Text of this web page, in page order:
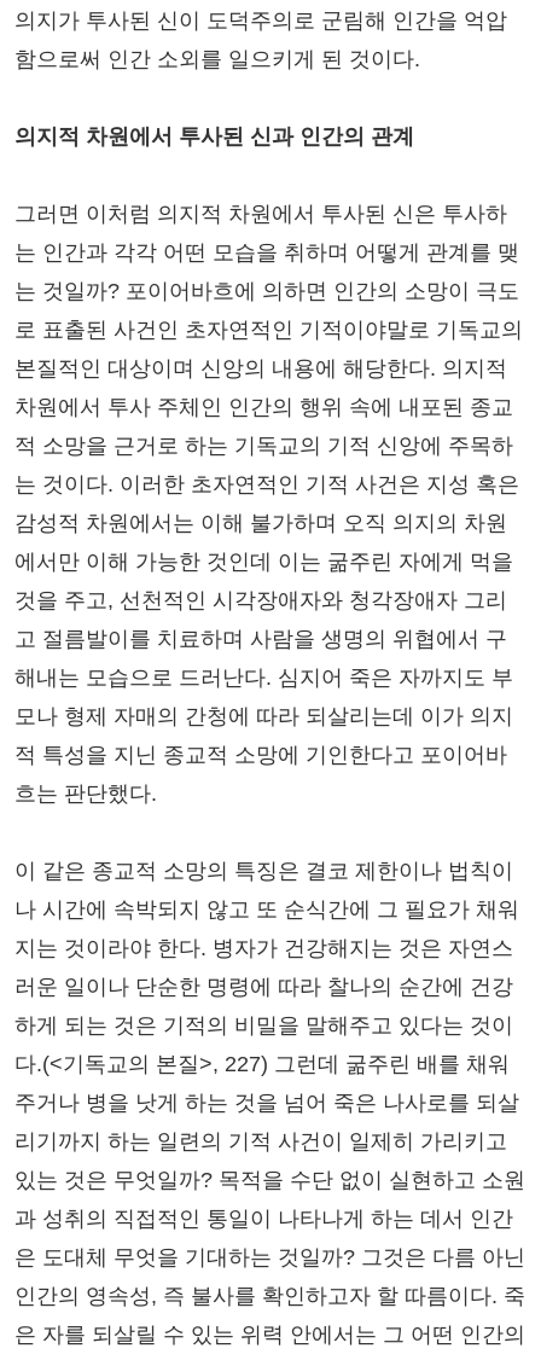
의지가 투사된 신이 도덕주의로 군림해 인간을 억압
함으로써 인간 소외를 일으키게 된 것이다.
의지적 차원에서 투사된 신과 인간의 관계
그러면 이처럼 의지적 차원에서 투사된 신은 투사하
는 인간과 각각 어떤 모습을 취하며 어떻게 관계를 맺
는 것일까? 포이어바흐에 의하면 인간의 소망이 극도
로 표출된 사건인 초자연적인 기적이야말로 기독교의
본질적인 대상이며 신앙의 내용에 해당한다. 의지적
차원에서 투사 주체인 인간의 행위 속에 내포된 종교
적 소망을 근거로 하는 기독교의 기적 신앙에 주목하
는 것이다. 이러한 초자연적인 기적 사건은 지성 혹은
감성적 차원에서는 이해 불가하며 오직 의지의 차원
에서만 이해 가능한 것인데 이는 굶주린 자에게 먹을
것을 주고, 선천적인 시각장애자와 청각장애자 그리
고 절름발이를 치료하며 사람을 생명의 위협에서 구
해내는 모습으로 드러난다. 심지어 죽은 자까지도 부
모나 형제 자매의 간청에 따라 되살리는데 이가 의지
적 특성을 지닌 종교적 소망에 기인한다고 포이어바
흐는 판단했다.
이 같은 종교적 소망의 특징은 결코 제한이나 법칙이
나 시간에 속박되지 않고 또 순식간에 그 필요가 채워
지는 것이라야 한다. 병자가 건강해지는 것은 자연스
러운 일이나 단순한 명령에 따라 찰나의 순간에 건강
하게 되는 것은 기적의 비밀을 말해주고 있다는 것이
다.(<기독교의 본질>, 227) 그런데 굶주린 배를 채워
주거나 병을 낫게 하는 것을 넘어 죽은 나사로를 되살
리기까지 하는 일련의 기적 사건이 일제히 가리키고
있는 것은 무엇일까? 목적을 수단 없이 실현하고 소원
과 성취의 직접적인 통일이 나타나게 하는 데서 인간
은 도대체 무엇을 기대하는 것일까? 그것은 다름 아닌
인간의 영속성, 즉 불사를 확인하고자 할 따름이다. 죽
은 자를 되살릴 수 있는 위력 안에서는 그 어떤 인간의